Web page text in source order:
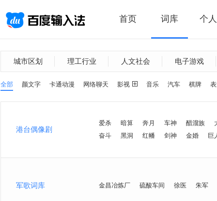
首页 词库 个
城市区划 理工行业 人文社会 电子游戏
全部 颜文字 卡通动漫 网络聊天 影视 音乐 汽车 棋牌
港台偶像剧
爱杀 暗算 奔月 车神 醋溜族
奋斗
黑洞 红幡 剑神 金婚 巨
军歌词库 金昌冶炼厂 硫酸车间 徐医 朱军